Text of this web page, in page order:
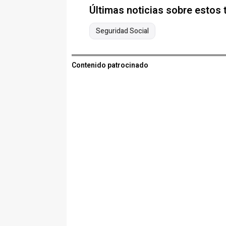
Últimas noticias sobre estos
Seguridad Social
Contenido patrocinado